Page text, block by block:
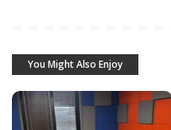
You Might Also Enjoy